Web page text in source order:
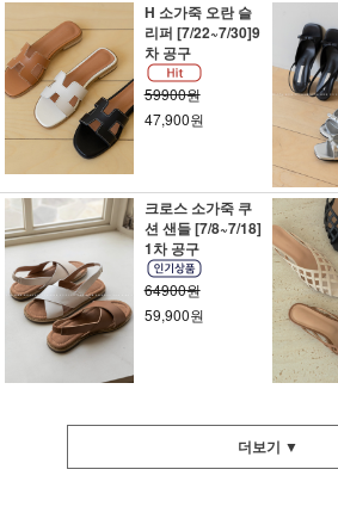
H 소가죽 오란 슬
리퍼 [7/22~7/30]9
차 공구
59900원
47,900원
크로스 소가죽 쿠
션 샌들 [7/8~7/18]
1차 공구
64900원
59,900원
더보기 ▼